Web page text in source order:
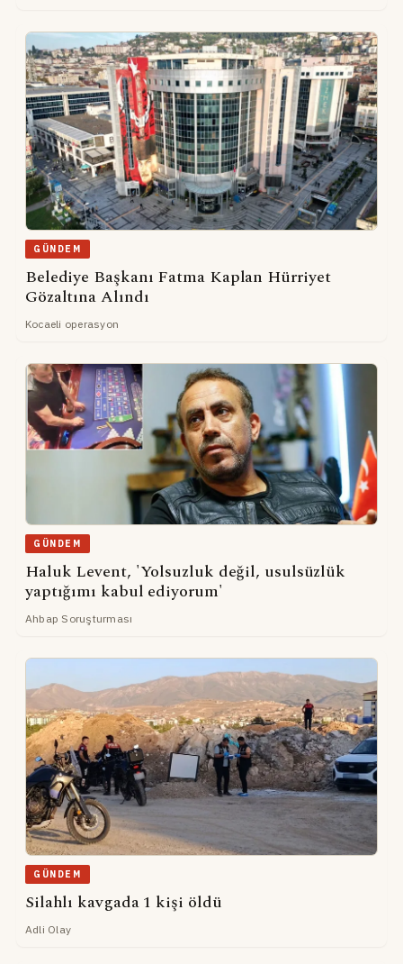
GÜNDEM
Belediye Başkanı Fatma Kaplan Hürriyet
Gözaltına Alındı
Kocaeli operasyon
GÜNDEM
Haluk Levent, 'Yolsuzluk değil, usulsüzlük
yaptığımı kabul ediyorum'
Ahbap Soruşturması
GÜNDEM
Silahlı kavgada 1 kişi öldü
Adli Olay